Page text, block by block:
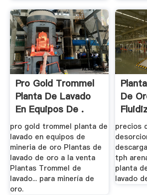
Pro Gold Trommel
Planta De Lavado
En Equipos De .
pro gold trommel planta de
lavado en equipos de
mineria de oro Plantas de
lavado de oro a la venta
Plantas Trommel de
lavado... para minería de
oro.
De
precios
tph
planta
lavado